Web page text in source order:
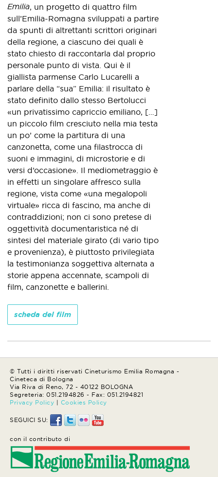
Emilia, un progetto di quattro film
sull’Emilia-Romagna sviluppati a partire
da spunti di altrettanti scrittori originari
della regione, a ciascuno dei quali è
stato chiesto di raccontarla dal proprio
personale punto di vista. Qui è il
giallista parmense Carlo Lucarelli a
parlare della “sua” Emilia: il risultato è
stato definito dallo stesso Bertolucci
«un privatissimo capriccio emiliano, […]
un piccolo film cresciuto nella mia testa
un po’ come la partitura di una
canzonetta, come una filastrocca di
suoni e immagini, di microstorie e di
versi d’occasione». Il mediometraggio è
in effetti un singolare affresco sulla
regione, vista come «una megalopoli
virtuale» ricca di fascino, ma anche di
contraddizioni; non ci sono pretese di
oggettività documentaristica né di
sintesi del materiale girato (di vario tipo
e provenienza), è piuttosto privilegiata
la testimonianza soggettiva alternata a
storie appena accennate, scampoli di
film, canzonette e ballerini.
scheda del film
© Tutti i diritti riservati Cineturismo Emilia Romagna -
Cineteca di Bologna
Via Riva di Reno, 72 - 40122 BOLOGNA
Segreteria: 051.2194826 - Fax: 051.2194821
Privacy Policy | Cookies Policy
SEGUICI SU:
con il contributo di